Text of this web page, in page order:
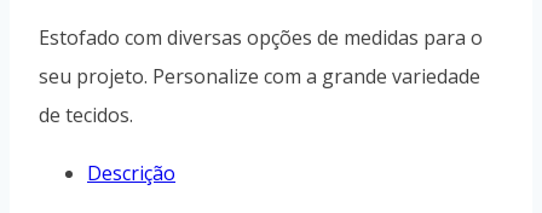
Estofado com diversas opções de medidas para o
seu projeto. Personalize com a grande variedade
de tecidos.
Descrição